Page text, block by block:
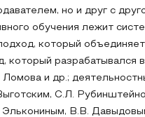
но и друг с
обучения лежит
который
который разрабатывался
и др.;
С.Л.
В.В.